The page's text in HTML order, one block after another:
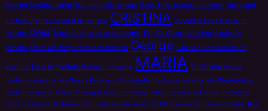
Beyond Destiny serial thai tradus in romana Boss & Me tradus in romana boss and
me thai drama subtitrat in romana CRISTINA Deceitful Love tradus in
romana Deea Dhevaprom tradus in romana Fai Sin Chua serial thai tradus in
romana Flash Marriage tradus in romana George Jao Sao Gae Kat online
subtitra Love in Twilight tradus in romana MARIA My Cherie Amour
tradus in romana My Sassy Princess: Cinderella tradus in romana My Stepdarling
tradu in romana Prajan Daeng tradus in romana rahut rissaya subtitrat in romana
rahut rissaya thai drama tradus in romana Roy Leh Marnya serial thai in romana Roy